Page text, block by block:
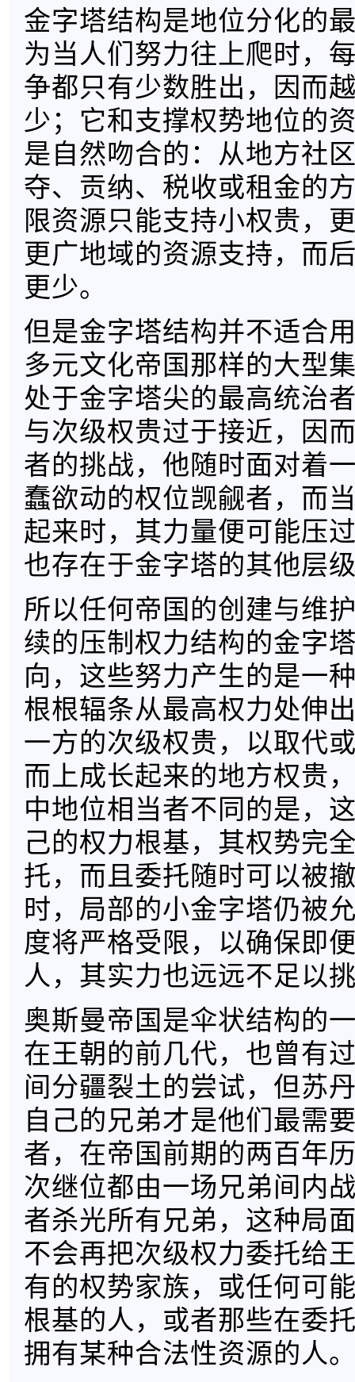
金字塔结构是地位分化的
为当人们努力往上爬时，
争都只有少数胜出，因而
少；它和支撑权势地位的
是自然吻合的：从地方社
夺、贡纳、税收或租金的
限资源只能支持小权贵，
更广地域的资源支持，而
更少。
但是金字塔结构并不适合
多元文化帝国那样的大型
处于金字塔尖的最高统治
与次级权贵过于接近，因
者的挑战，他随时面对着
蠢欲动的权位觊觎者，而
起来时，其力量便可能压
也存在于金字塔的其他层
所以任何帝国的创建与维
续的压制权力结构的金字
向，这些努力产生的是一
根根辐条从最高权力处伸
一方的次级权贵，以取代
而上成长起来的地方权贵
中地位相当者不同的是，
己的权力根基，其权势完
托，而且委托随时可以被
时，局部的小金字塔仍被
度将严格受限，以确保即
人，其实力也远远不足以
奥斯曼帝国是伞状结构的
在王朝的前几代，也曾有
间分疆裂土的尝试，但苏
自己的兄弟才是他们最需
者，在帝国前期的两百年
次继位都由一场兄弟间内
者杀光所有兄弟，这种局
不会再把次级权力委托给
有的权势家族，或任何可
根基的人，或者那些在委
拥有某种合法性资源的人